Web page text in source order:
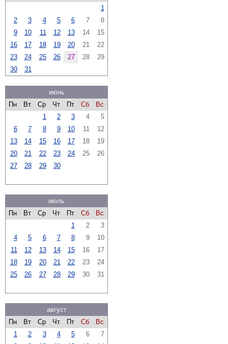
1
2
3 4 5 6 7
8
9
10 11 12 13 14
15
16
17 18 19 20 21
22
23
24 25 26 27 28
29
30
31
июнь
Пн
Вт Ср Чт Пт Сб
Вс
1
2 3 4
5
6
7 8 9 10 11
12
13
14 15 16 17 18
19
20
21 22 23 24 25
26
27
28 29 30
июль
Пн
Вт Ср Чт Пт Сб
Вс
1
2
3
4
5 6 7 8 9
10
11
12 13 14 15 16
17
18
19 20 21 22 23
24
25
26 27 28 29 30 31
август
Пн
Вт Ср Чт Пт Сб
Вс
1
2 3 4 5 6
7